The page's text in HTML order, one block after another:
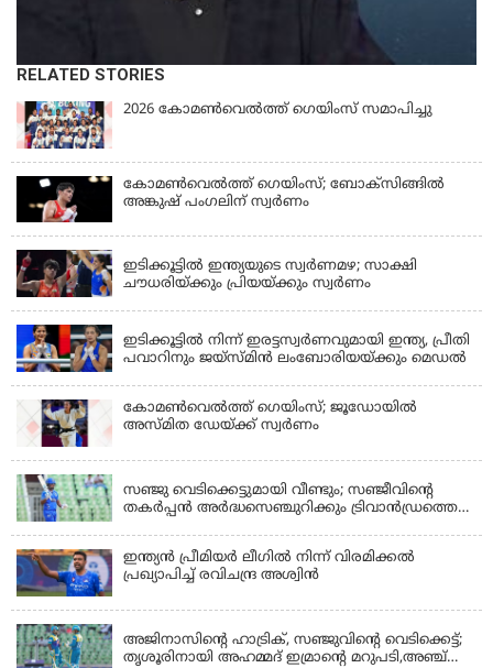
RELATED STORIES
2026 കോമണ്‍വെല്‍ത്ത് ഗെയിംസ് സമാപിച്ചു
കോമണ്‍വെല്‍ത്ത് ഗെയിംസ്; ബോക്‌സിങ്ങില്‍
അങ്കുഷ് പംഗലിന് സ്വര്‍ണം
ഇടിക്കൂട്ടിൽ ഇന്ത്യയുടെ സ്വർണമഴ; സാക്ഷി
ചൗധരിയ്ക്കും പ്രിയയ്ക്കും സ്വർണം
ഇടിക്കൂട്ടിൽ നിന്ന് ഇരട്ടസ്വർണവുമായി ഇന്ത്യ, പ്രീതി
പവാറിനും ജയ്സ്മിന്‍ ലംബോരിയയ്ക്കും മെഡൽ
കോമണ്‍വെല്‍ത്ത് ഗെയിംസ്; ജൂഡോയിൽ
അസ്മിത ഡേയ്ക്ക് സ്വർണം
സഞ്ജു വെടിക്കെട്ടുമായി വീണ്ടും; സഞ്ജീവിന്‍റെ
തകർപ്പൻ അർദ്ധസെഞ്ചുറിക്കും ട്രിവാൻഡ്രത്തെ
ഇന്ത്യന്‍ പ്രീമിയര്‍ ലീഗില്‍ നിന്ന് വിരമിക്കല്‍
പ്രഖ്യാപിച്ച് രവിചന്ദ്ര അശ്വിന്‍
അജിനാസിന്റെ ഹാട്രിക്, സഞ്ജുവിന്റെ വെടിക്കെട്ട്;
തൃശൂരിനായി അഹമ്മദ് ഇമ്രാന്റെ മറുപടി,അഞ്ച്